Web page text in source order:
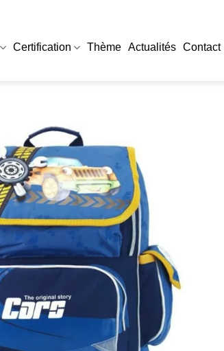
Certification Thème Actualités Contact